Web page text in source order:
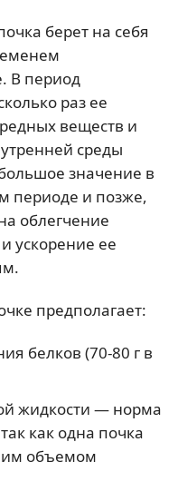
берет на себя
В период
раз ее
веществ и
среды
значение в
периоде и позже,
облегчение
ускорение ее
предполагает:
белков (70-80 г в
жидкости — норма
как одна почка
объемом